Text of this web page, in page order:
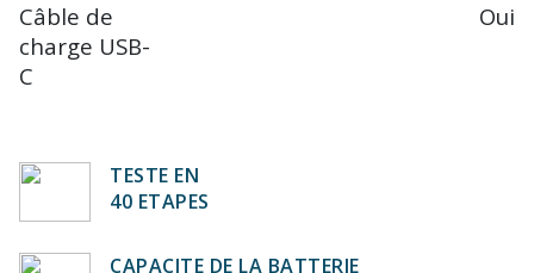
Câble de
charge USB-
C
Oui
TESTE EN
40 ETAPES
CAPACITE DE LA BATTERIE